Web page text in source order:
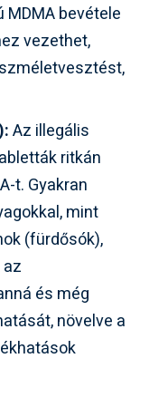
MDMA bevétele
vezethet,
Az illegális
ritkán
t. Gyakran
mint
(fürdősók),
és még
növelve a